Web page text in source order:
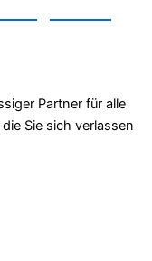
Partner für alle
Sie sich verlassen